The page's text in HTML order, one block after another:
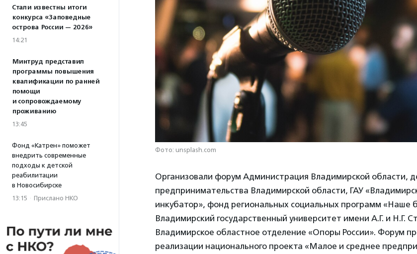
Стали известны итоги
конкурса «Заповедные
острова России — 2026»
14:21
Минтруд представил
программы повышения
квалификации по ранней
помощи
и сопровождаемому
проживанию
13:45
Фонд «Катрен» поможет
внедрить современные
подходы к детской
реабилитации
в Новосибирске
13:15 · Прислано НКО
Фото: unsplash.com
Организовали форум Администрация Владимирской области,
предпринимательства Владимирской области, ГАУ
инкубатор», фонд региональных социальных программ «Наше
Владимирский государственный университет имени А.Г. и Н.Г.
Владимирское областное отделение «Опоры России». Форум
реализации национального проекта «Малое и среднее